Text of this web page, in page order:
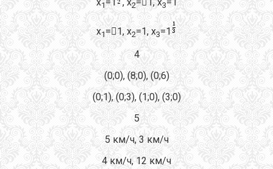
x1 =1 , x2=1, x3=1
x1 =1, x2=1, x3=1
4
(0;0), (8;0), (0;6)
(0;1), (0;3), (1;0), (3;0)
5
5 км/ч, 3 км/ч
4 км/ч, 12 км/ч